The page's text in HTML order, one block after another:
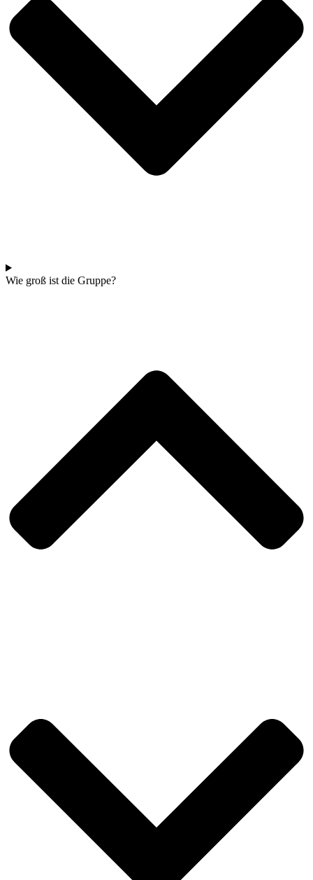
Wie groß ist die Gruppe?